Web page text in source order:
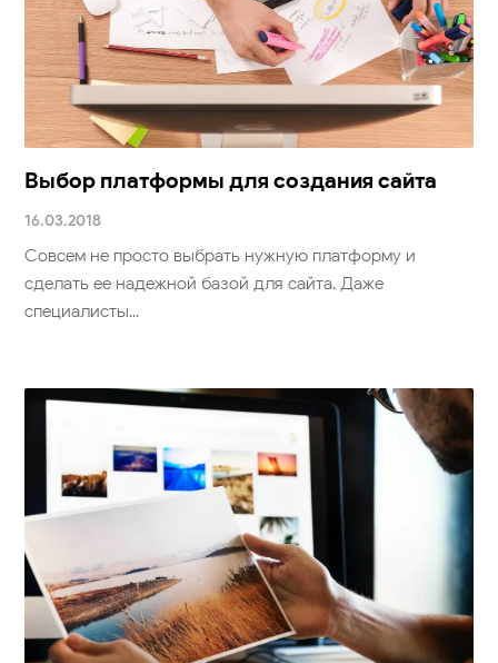
Выбор платформы для создания сайта
16.03.2018
Совсем не просто выбрать нужную платформу и
сделать ее надежной базой для сайта. Даже
специалисты...